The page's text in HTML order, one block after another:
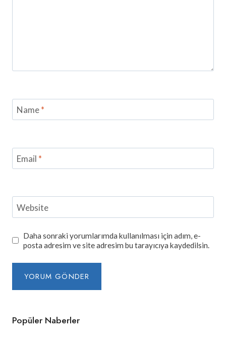
Name*
Email *
Website
Daha sonraki yorumlarımda kullanılması için adım, e-
posta adresim ve site adresim bu tarayıcıya kaydedilsin.
Popüler Naberler